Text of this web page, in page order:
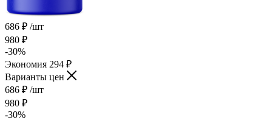
686 ₽ /шт
980 ₽
-30%
Экономия 294 ₽
Варианты цен
686 ₽ /шт
980 ₽
-30%